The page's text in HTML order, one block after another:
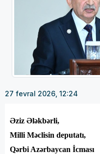
27 fevral 2026, 12:24
Əziz Ələkbərli,
Milli Məclisin deputatı,
Qərbi Azərbaycan İcması